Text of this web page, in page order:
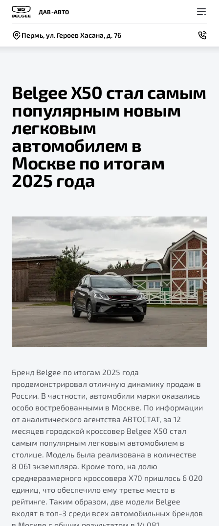
ДАВ-АВТО
Пермь, ул. Героев Хасана, д. 76
Модели
Новый
X50+
Яркий кроссовер
от 2 219 990 ₽*
Обзор В наличии
S50
Элегантный и практичный седан
от 1 699 990 ₽*
Обзор В наличии
X70
Покупателям
ВЫБОР И ПОКУПКА
Автомобили в наличии
Спецпредложения и Акции
Записаться на тест-драйв
Трейд-ин
Страхование
Расчет КАСКО
Узнайте о специальных выгодах при покупке
автомобиля Belgee
Подробно
Автомобили в наличии
Тест-драйв
Владельцам
СЕРВИС
Записаться на сервис
Руководство по эксплуатации
Техническое обслуживание
Гарантия Belgee
Belgee Линк
Belgee Клуб
Belgee Плюс
Реферальная программа
Клиентская поддержка
Будьте еще более уверены на дорогах с программой
"Помощь на дорогах"
О компании
СОБЫТИЯ
Новости
Контакты
О бренде
О дилерском центре
Правовая информация
Belgee X50 стал самым
популярным новым
легковым
автомобилем в
Москве по итогам
2025 года
Бренд Belgee по итогам 2025 года
продемонстрировал отличную динамику продаж в
России. В частности, автомобили марки оказались
особо востребованными в Москве. По информации
от аналитического агентства АВТОСТАТ, за 12
месяцев городской кроссовер Belgee X50 стал
самым популярным легковым автомобилем в
столице. Модель была реализована в количестве
8 061 экземпляра. Кроме того, на долю
среднеразмерного кроссовера X70 пришлось 6 020
единиц, что обеспечило ему третье место в
рейтинге. Таким образом, две модели Belgee
входят в топ-3 среди всех автомобильных брендов